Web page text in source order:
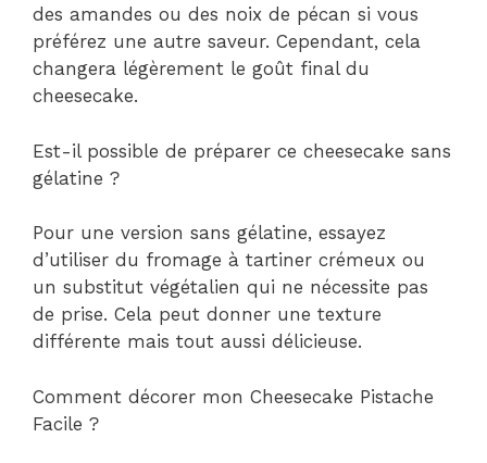
des amandes ou des noix de pécan si vous
préférez une autre saveur. Cependant, cela
changera légèrement le goût final du
cheesecake.
Est-il possible de préparer ce cheesecake sans
gélatine ?
Pour une version sans gélatine, essayez
d’utiliser du fromage à tartiner crémeux ou
un substitut végétalien qui ne nécessite pas
de prise. Cela peut donner une texture
différente mais tout aussi délicieuse.
Comment décorer mon Cheesecake Pistache
Facile ?